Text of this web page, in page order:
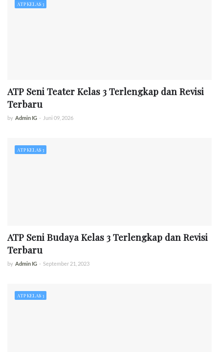
ATP KELAS 3
ATP Seni Teater Kelas 3 Terlengkap dan Revisi
Terbaru
by Admin IG - Juni 09, 2026
ATP KELAS 3
ATP Seni Budaya Kelas 3 Terlengkap dan Revisi
Terbaru
by Admin IG - September 21, 2023
ATP KELAS 3